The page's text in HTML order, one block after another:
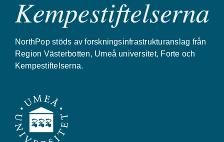
NorthPop stöds av forskningsinfrastrukturanslag från
Region Västerbotten, Umeå universitet, Forte och
Kempestiftelserna.